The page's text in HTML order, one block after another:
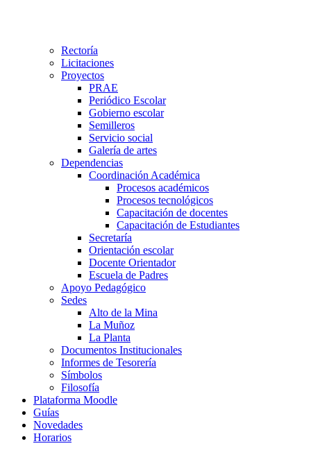
Rectoría
Licitaciones
Proyectos
PRAE
Periódico Escolar
Gobierno escolar
Semilleros
Servicio social
Galería de artes
Dependencias
Coordinación Académica
Procesos académicos
Procesos tecnológicos
Capacitación de docentes
Capacitación de Estudiantes
Secretaría
Orientación escolar
Docente Orientador
Escuela de Padres
Apoyo Pedagógico
Sedes
Alto de la Mina
La Muñoz
La Planta
Documentos Institucionales
Informes de Tesorería
Símbolos
Filosofía
Plataforma Moodle
Guías
Novedades
Horarios